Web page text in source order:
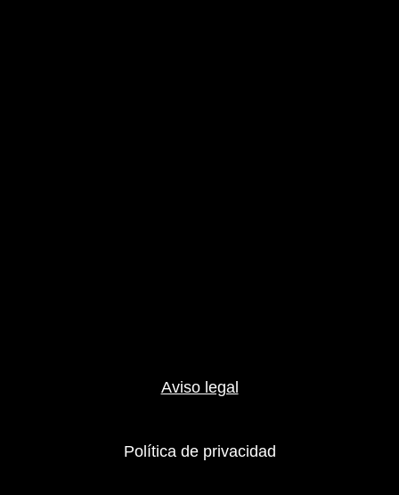
Aviso legal
Política de privacidad